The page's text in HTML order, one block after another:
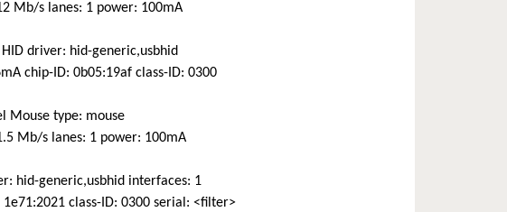
Mb/s lanes: 1 power: 100mA
HID driver: hid-generic,usbhid
chip-ID: 0b05:19af class-ID: 0300
Mouse type: mouse
Mb/s lanes: 1 power: 100mA
hid-generic,usbhid interfaces: 1
class-ID: 0300 serial: <filter>